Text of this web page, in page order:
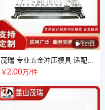
 00:11
茂瑞 专业五金冲压模具 适配多
种材料 稳定输出
￥2.00万/件